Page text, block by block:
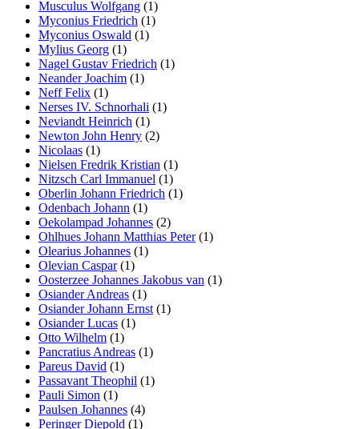
Musculus Wolfgang (1)
Myconius Friedrich (1)
Myconius Oswald (1)
Mylius Georg (1)
Nagel Gustav Friedrich (1)
Neander Joachim (1)
Neff Felix (1)
Nerses IV. Schnorhali (1)
Neviandt Heinrich (1)
Newton John Henry (2)
Nicolaas (1)
Nielsen Fredrik Kristian (1)
Nitzsch Carl Immanuel (1)
Oberlin Johann Friedrich (1)
Odenbach Johann (1)
Oekolampad Johannes (2)
Ohlhues Johann Matthias Peter(1)
Olearius Johannes (1)
Olevian Caspar(1)
Oosterzee Johannes Jakobus van (1)
Osiander Andreas (1)
Osiander Johann Ernst (1)
Osiander Lucas (1)
Otto Wilhelm (1)
Pancratius Andreas (1)
Pareus David (1)
Passavant Theophil (1)
Pauli Simon (1)
Paulsen Johannes (4)
Peringer Diepold (1)